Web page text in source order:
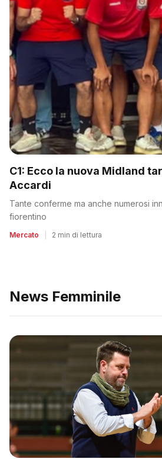
C1: Ecco la nuova Midland
Accardi
Tante conferme ma anche numerosi
fiorentino
Mercato 2 min di lettura
News Femminile